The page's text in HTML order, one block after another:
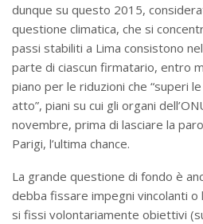
dunque su questo 2015,
questione climatica, che si
passi stabiliti a Lima consistono
parte di ciascun firmatario, entro
piano per le riduzioni che “superi
atto”, piani su cui gli organi
novembre, prima di lasciare la
Parigi, l’ultima chance.
La grande questione di fondo è
debba fissare impegni vincolanti o
si fissi volontariamente obiettivi